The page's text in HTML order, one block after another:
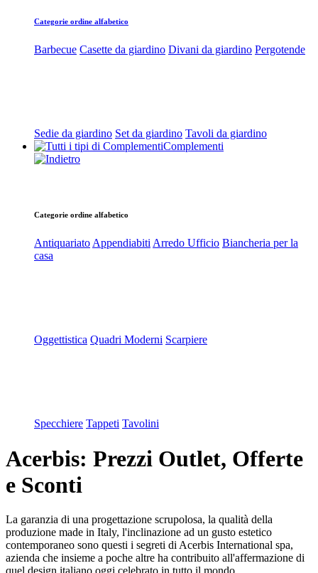
Categorie ordine alfabetico
Barbecue Casette da giardino Divani da giardino Pergotende
Sedie da giardino Set da giardino Tavoli da giardino
Complementi
Categorie ordine alfabetico
Antiquariato Appendiabiti Arredo Ufficio Biancheria per la
casa
Oggettistica Quadri Moderni Scarpiere
Specchiere Tappeti Tavolini
Acerbis: Prezzi Outlet, Offerte
e Sconti
La garanzia di una progettazione scrupolosa, la qualità della
produzione made in Italy, l'inclinazione ad un gusto estetico
contemporaneo sono questi i segreti di Acerbis International spa,
azienda che insieme a poche altre ha contribuito all'affermazione di